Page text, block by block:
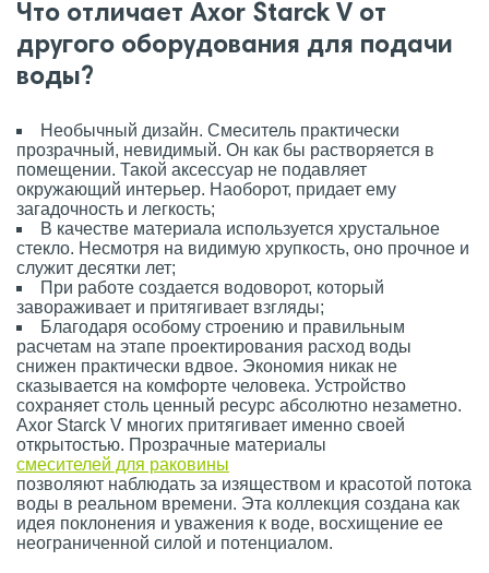
Что отличает Axor Starck V от
другого оборудования для подачи
воды?
Необычный дизайн. Смеситель практически
прозрачный, невидимый. Он как бы растворяется в
помещении. Такой аксессуар не подавляет
окружающий интерьер. Наоборот, придает ему
загадочность и легкость;
В качестве материала используется хрустальное
стекло. Несмотря на видимую хрупкость, оно прочное и
служит десятки лет;
При работе создается водоворот, который
завораживает и притягивает взгляды;
Благодаря особому строению и правильным
расчетам на этапе проектирования расход воды
снижен практически вдвое. Экономия никак не
сказывается на комфорте человека. Устройство
сохраняет столь ценный ресурс абсолютно незаметно.
Axor Starck V многих притягивает именно своей
открытостью. Прозрачные материалы
смесителей для раковины
позволяют наблюдать за изяществом и красотой потока
воды в реальном времени. Эта коллекция создана как
идея поклонения и уважения к воде, восхищение ее
неограниченной силой и потенциалом.